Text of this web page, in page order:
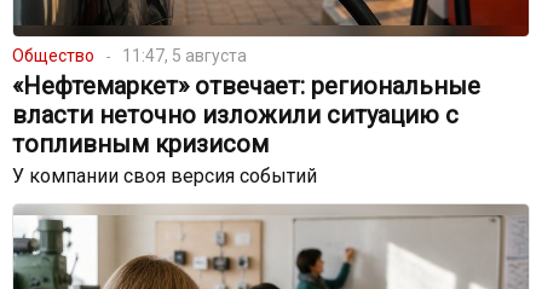
Общество 11:47, 5 августа
«Нефтемаркет» отвечает: региональные
власти неточно изложили ситуацию с
топливным кризисом
У компании своя версия событий